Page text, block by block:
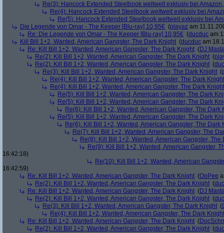
Re(3): Hancock Extended Steelbook weltweit exklusiv bei
Re(4): Hancock Extended Steelbook weltweit exklusiv bei
Re(5): Hancock Extended Steelbook weltweit exklusiv bei
Die Legende von Omar - The Keeper [Blu-ray] 10,95€ (playaz am
Re: Die Legende von Omar - The Keeper [Blu-ray] 10,95€ (ducduc am
Kill Bill 1+2, Wanted, American Gangster, The Dark Knight (ducduc am
Re: Kill Bill 1+2, Wanted, American Gangster, The Dark Knight (DJ
Re(2): Kill Bill 1+2, Wanted, American Gangster, The Dark Knight (
Re(2): Kill Bill 1+2, Wanted, American Gangster, The Dark Knight (
Re(3): Kill Bill 1+2, Wanted, American Gangster, The Dark Knight (
Re(4): Kill Bill 1+2, Wanted, American Gangster, The Dark Knight
Re(4): Kill Bill 1+2, Wanted, American Gangster, The Dark Knight
Re(5): Kill Bill 1+2, Wanted, American Gangster, The Dark
Re(5): Kill Bill 1+2, Wanted, American Gangster, The Dark
Re(6): Kill Bill 1+2, Wanted, American Gangster, The Dark
Re(5): Kill Bill 1+2, Wanted, American Gangster, The Dark
Re(6): Kill Bill 1+2, Wanted, American Gangster, The Dark
Re(7): Kill Bill 1+2, Wanted, American Gangster, The
Re(8): Kill Bill 1+2, Wanted, American Gangster, The
Re(9): Kill Bill 1+2, Wanted, American Gangster,
16:42:18)
Re(10): Kill Bill 1+2, Wanted, American
16:42:59)
Re: Kill Bill 1+2, Wanted, American Gangster, The Dark Knight (OoPee
Re(2): Kill Bill 1+2, Wanted, American Gangster, The Dark Knight (
Re: Kill Bill 1+2, Wanted, American Gangster, The Dark Knight (DJ
Re(2): Kill Bill 1+2, Wanted, American Gangster, The Dark Knight (
Re(3): Kill Bill 1+2, Wanted, American Gangster, The Dark Knight (
Re(4): Kill Bill 1+2, Wanted, American Gangster, The Dark Knight
Re: Kill Bill 1+2, Wanted, American Gangster, The Dark Knight (
Re(2): Kill Bill 1+2, Wanted, American Gangster, The Dark Knight (